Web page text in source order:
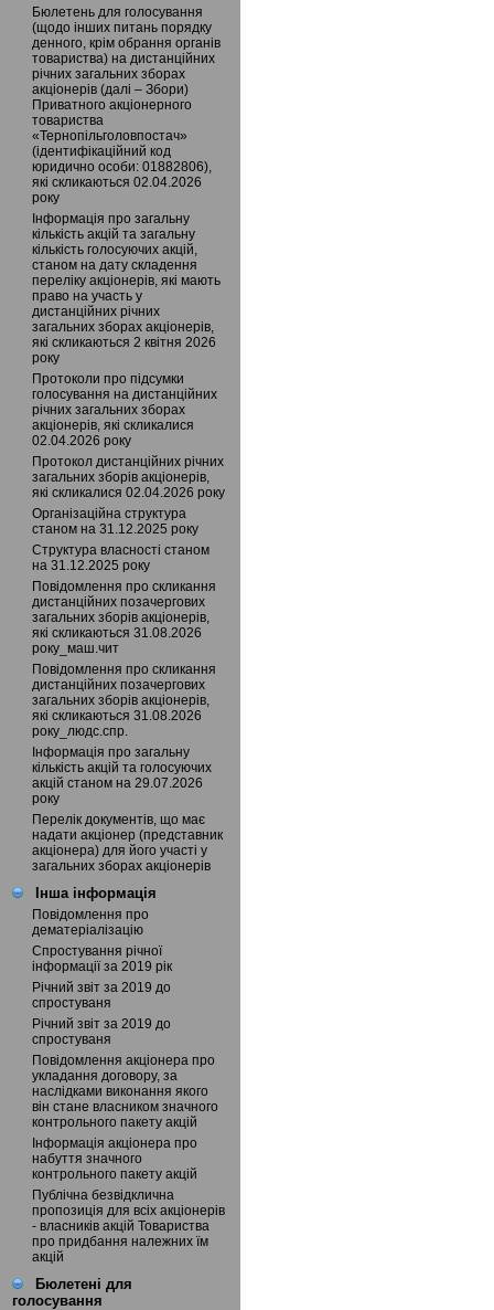
Бюлетень для голосування
(щодо інших питань порядку
денного, крім обрання органів
товариства) на дистанційних
річних загальних зборах
акціонерів (далі – Збори)
Приватного акціонерного
товариства
«Тернопільголовпостач»
(ідентифікаційний код
юридично особи: 01882806),
які скликаються 02.04.2026
року
Інформація про загальну
кількість акцій та загальну
кількість голосуючих акцій,
станом на дату складення
переліку акціонерів, які мають
право на участь у
дистанційних річних
загальних зборах акціонерів,
які скликаються 2 квітня 2026
року
Протоколи про підсумки
голосування на дистанційних
річних загальних зборах
акціонерів, які скликалися
02.04.2026 року
Протокол дистанційних річних
загальних зборів акціонерів,
які скликалися 02.04.2026 року
Організаційна структура
станом на 31.12.2025 року
Структура власності станом
на 31.12.2025 року
Повідомлення про скликання
дистанційних позачергових
загальних зборів акціонерів,
які скликаються 31.08.2026
року_маш.чит
Повідомлення про скликання
дистанційних позачергових
загальних зборів акціонерів,
які скликаються 31.08.2026
року_людс.спр.
Інформація про загальну
кількість акцій та голосуючих
акцій станом на 29.07.2026
року
Перелік документів, що має
надати акціонер (представник
акціонера) для його участі у
загальних зборах акціонерів
Інша інформація
Повідомлення про
дематеріалізацію
Спростування річної
інформації за 2019 рік
Річний звіт за 2019 до
спростуваня
Річний звіт за 2019 до
спростуваня
Повідомлення акціонера про
укладання договору, за
наслідками виконання якого
він стане власником значного
контрольного пакету акцій
Інформація акціонера про
набуття значного
контрольного пакету акцій
Публічна безвідклична
пропозиція для всіх акціонерів
- власників акцій Товариства
про придбання належних їм
акцій
Бюлетені для
голосування